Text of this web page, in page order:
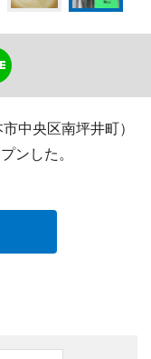
中央区南坪井町）
ンした。